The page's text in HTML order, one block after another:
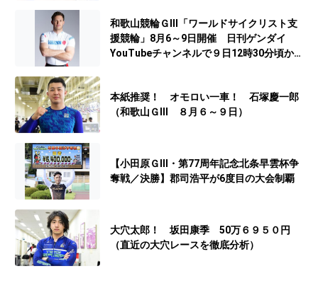
和歌山競輪ＧⅢ「ワールドサイクリスト支
援競輪」8月6～9日開催 日刊ゲンダイ
YouTubeチャンネルで９日12時30分頃から
本紙推奨！ オモロい一車！ 石塚慶一郎
（和歌山ＧⅢ ８月６～９日）
【小田原ＧⅢ・第77周年記念北条早雲杯争
奪戦／決勝】郡司浩平が6度目の大会制覇
大穴太郎！ 坂田康季 50万６９５０円
（直近の大穴レースを徹底分析）